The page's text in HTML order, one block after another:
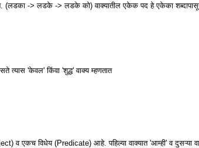
(लडका -> लडके -> लडके को) वाक्यातील एकेक पद हे एकेका
त्यास 'केवल' किंवा 'शुद्ध' वाक्य म्हणतात
व एकच विधेय (Predicate) आहे. पहिल्या वाक्यात 'आम्ही' व दुसऱ्या